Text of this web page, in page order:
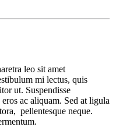
leo sit amet
mi lectus, quis
ut. Suspendisse
ac aliquam. Sed at ligula
pellentesque neque.